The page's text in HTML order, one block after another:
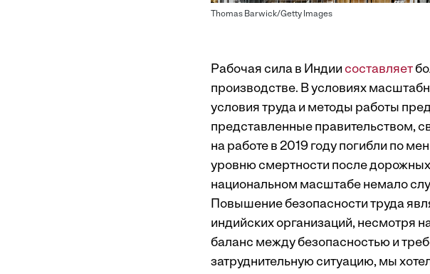
Thomas Barwick/Getty Images
Рабочая сила в Индии составляет
производстве. В условиях
условия труда и методы работы
представленные правительством,
на работе в 2019 году погибли по
уровню смертности после
национальном масштабе немало
Повышение безопасности труда
индийских организаций, несмотря
баланс между безопасностью и
затруднительную ситуацию, мы